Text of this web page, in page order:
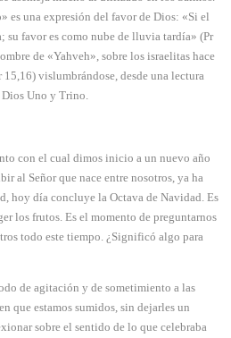
es una expresión del favor de Dios: «Si el
su favor es como nube de lluvia tardía» (Pr
de «Yahveh», sobre los israelitas hace
vislumbrándose, desde una lectura
Uno y Trino.
con el cual dimos inicio a un nuevo año
al Señor que nace entre nosotros, ya ha
hoy día concluye la Octava de Navidad. Es
los frutos. Es el momento de preguntarnos
todo este tiempo. ¿Significó algo para
de agitación y de sometimiento a las
que estamos sumidos, sin dejarles un
sobre el sentido de lo que celebraba